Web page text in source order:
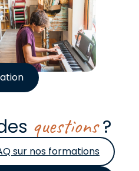
questions?
sur nos formations